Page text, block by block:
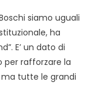
siamo uguali
ha
E’ un dato di
per rafforzare la
ma tutte le grandi